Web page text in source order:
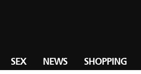
SEX NEWS SHOPPING